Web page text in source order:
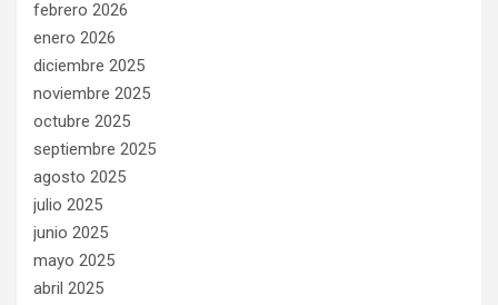
febrero 2026
enero 2026
diciembre 2025
noviembre 2025
octubre 2025
septiembre 2025
agosto 2025
julio 2025
junio 2025
mayo 2025
abril 2025